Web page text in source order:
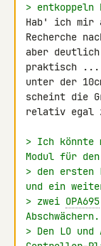
> entkoppeln
Hab' ich mir
Recherche
aber
praktisch ...
unter der
scheint die
relativ egal
> Ich
Modul für
> den ersten
und ein
> zwei OPA695
Abschwächern.
> Den LO